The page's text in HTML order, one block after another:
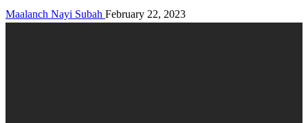
Maalanch Nayi Subah February 22, 2023